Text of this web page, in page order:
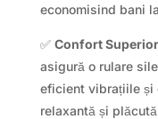
economisind bani
✅ Confort
asigură o rulare
eficient vibrațiile și
relaxantă și